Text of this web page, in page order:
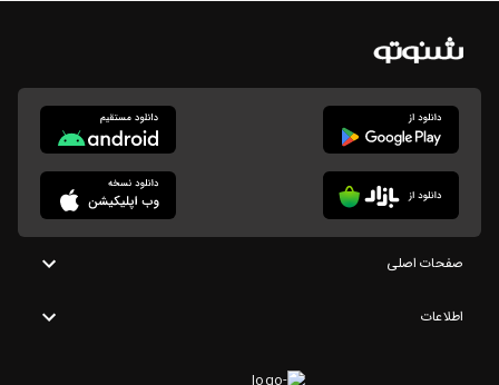
صفحات اصلی
اطلاعات